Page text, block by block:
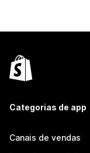
Categorias de app
Canais de vendas